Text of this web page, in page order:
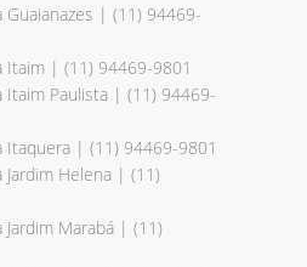
Guaianazes | (11) 94469-
Itaim | (11) 94469-9801
Itaim Paulista | (11) 94469-
Itaquera | (11) 94469-9801
Helena | (11)
Marabá | (11)